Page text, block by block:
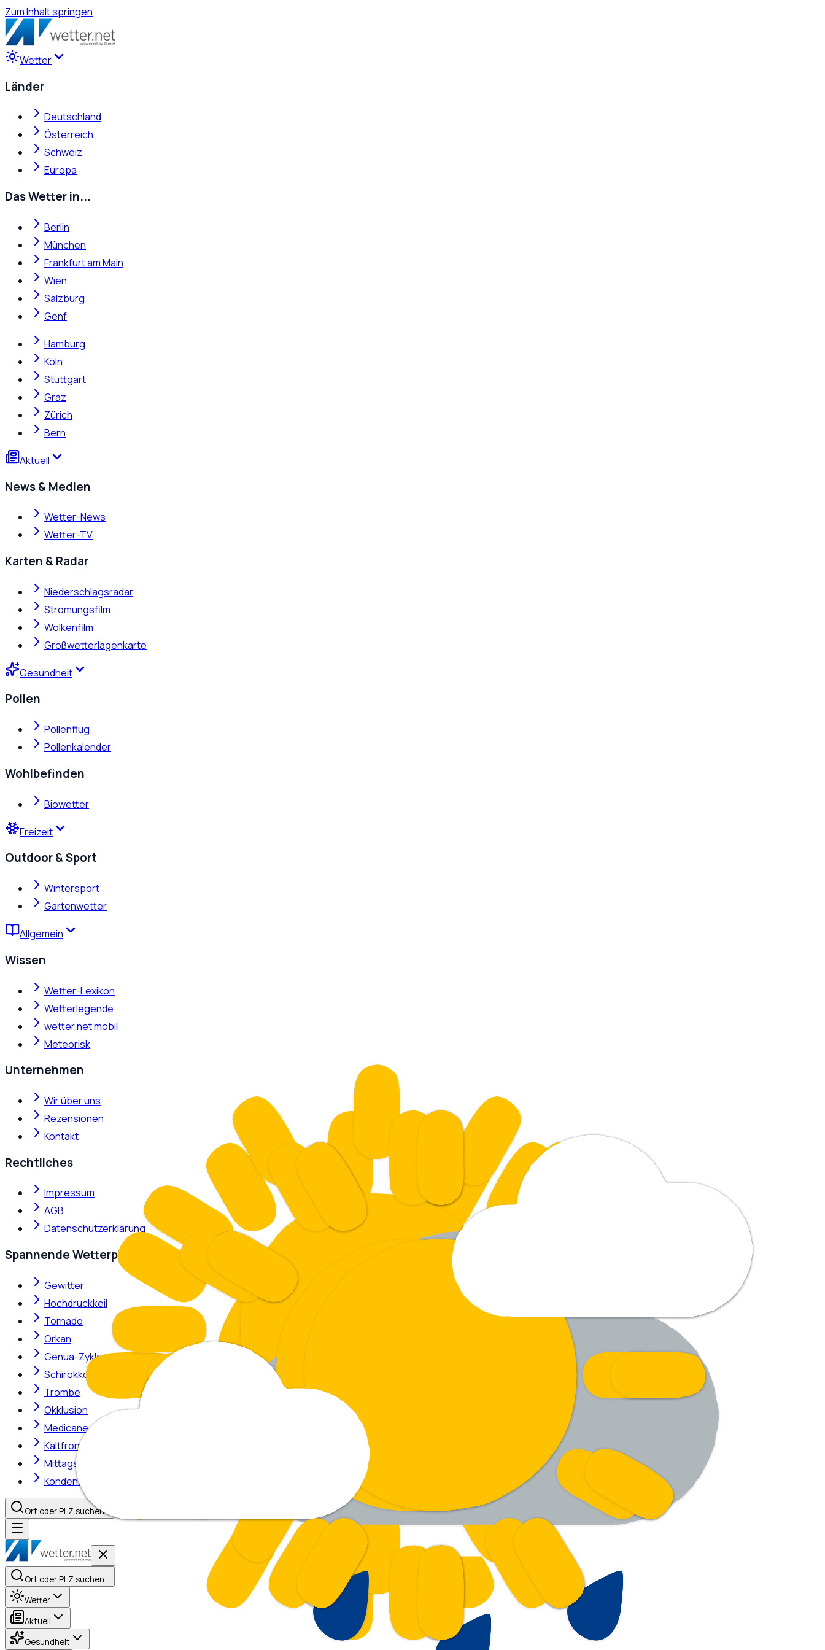
Zum Inhalt springen
Wetter
Länder
Deutschland
Österreich
Schweiz
Europa
Das Wetter in...
Berlin
München
Frankfurt am Main
Wien
Salzburg
Genf
Hamburg
Köln
Stuttgart
Graz
Zürich
Bern
Aktuell
News & Medien
Wetter-News
Wetter-TV
Karten & Radar
Niederschlagsradar
Strömungsfilm
Wolkenfilm
Großwetterlagenkarte
Gesundheit
Pollen
Pollenflug
Pollenkalender
Wohlbefinden
Biowetter
Freizeit
Outdoor & Sport
Wintersport
Gartenwetter
Allgemein
Wissen
Wetter-Lexikon
Wetterlegende
wetter.net mobil
Meteorisk
Unternehmen
Wir über uns
Rezensionen
Kontakt
Rechtliches
Impressum
AGB
Datenschutzerklärung
Spannende Wetterphänomene
Gewitter
Hochdruckkeil
Tornado
Orkan
Genua-Zyklone
Schirokko
Trombe
Okklusion
Medicane
Kaltfront
Mittagshitze
Kondensstreifen
Ort oder PLZ suchen…
Ort oder PLZ suchen…
Wetter
Aktuell
Gesundheit